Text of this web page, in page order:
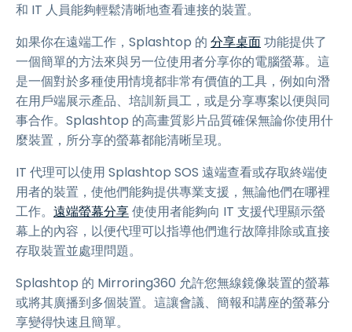
和 IT 人員能夠輕鬆清晰地查看連接的裝置。
如果你在遠端工作，Splashtop 的 分享桌面功能提供了
一個簡單的方法來與另一位使用者分享你的電腦螢幕。這
是一個對於多種使用情境都非常有價值的工具，例如向潛
在用戶端展示產品、培訓新員工，或是分享專案以便與同
事合作。Splashtop 的高畫質影片品質確保無論你使用什
麼裝置，所分享的螢幕都能清晰呈現。
IT 代理可以使用 Splashtop SOS 遠端查看或存取終端使
用者的裝置，使他們能夠提供專業支援，無論他們在哪裡
工作。 遠端螢幕分享使使用者能夠向 IT 支援代理顯示螢
幕上的內容，以便代理可以指導他們進行故障排除或直接
存取裝置並處理問題。
Splashtop 的 Mirroring360 允許您無線鏡像裝置的螢幕
或將其廣播到多個裝置。這讓會議、簡報和講座的螢幕分
享變得快速且簡單。